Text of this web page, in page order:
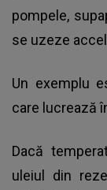
pompele,
se uzeze
Un exemplu
care lucrează
Dacă
uleiul din